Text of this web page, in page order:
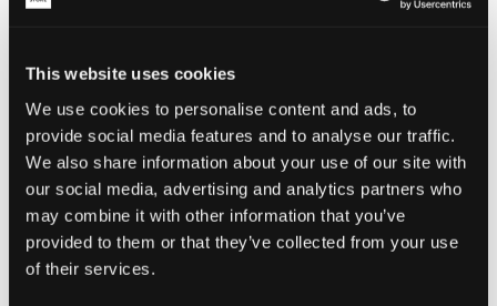
This website uses cookies
We use cookies to personalise content and ads, to
provide social media features and to analyse our traffic.
We also share information about your use of our site with
our social media, advertising and analytics partners who
may combine it with other information that you’ve
provided to them or that they’ve collected from your use
of their services.
De maat lijkt
Te klein Perfect Te groot
MAATTABEL
KIES EEN MAAT